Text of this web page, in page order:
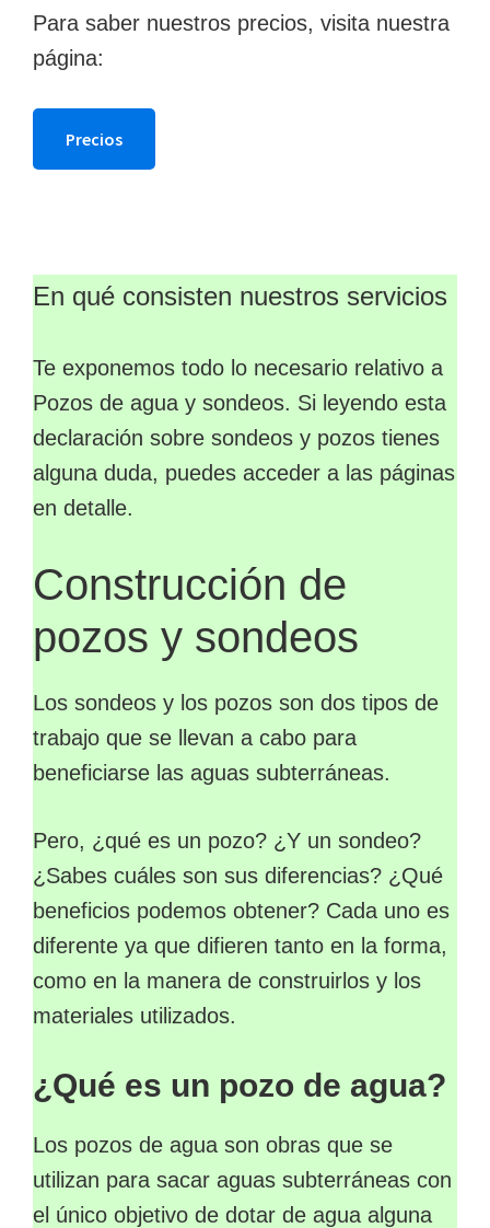
Para saber nuestros precios, visita nuestra
página:
Precios
En qué consisten nuestros servicios
Te exponemos todo lo necesario relativo a
Pozos de agua y sondeos. Si leyendo esta
declaración sobre sondeos y pozos tienes
alguna duda, puedes acceder a las páginas
en detalle.
Construcción de
pozos y sondeos
Los sondeos y los pozos son dos tipos de
trabajo que se llevan a cabo para
beneficiarse las aguas subterráneas.
Pero, ¿qué es un pozo? ¿Y un sondeo?
¿Sabes cuáles son sus diferencias? ¿Qué
beneficios podemos obtener? Cada uno es
diferente ya que difieren tanto en la forma,
como en la manera de construirlos y los
materiales utilizados.
¿Qué es un pozo de agua?
Los pozos de agua son obras que se
utilizan para sacar aguas subterráneas con
el único objetivo de dotar de agua alguna